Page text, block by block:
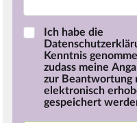
Ich habe die
Kenntnis
zudass meine
zur Beantwortung
elektronisch
gespeichert